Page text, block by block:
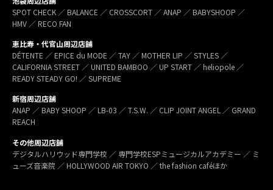
SPOT CHECK ／ BALANCE ／ CROSSCORT ／ ANAP ／ BABYSHOOP ／
HMV ／ RECO FAN
恵比寿・代官山周辺店舗
DÉTENTE ／ EPICE du MODE ／ TAY ／ MOTHER LIP ／ STYLES ／
CALIFORNIA STREET ／ UNITED BAMBOO ／ UP START ／ heliopole ／
READY STEADY GO! ／ SUPREME
新宿周辺店舗
ANAP ／ BABY SHOOP ／ LB-03 ／ T.S.W. ／ CLIP JOINT ANGEL ／ GRAND
REACH
その他周辺店舗
デジタルハリウッド専門学校 ／ 専門学校ESPミュージカルアカデミー ／ ミ
ューズ音楽院 ／ HOLLYWOOD AIR TOKYO ／ the fashion caféほか